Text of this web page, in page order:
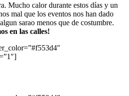
Mucho calor durante estos días y un
mal que los eventos nos han dado
sarao menos que de costumbre.
en las calles!